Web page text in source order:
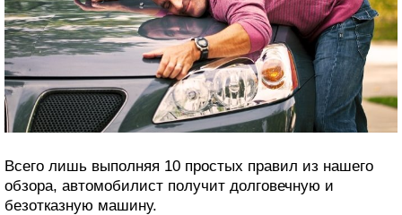
Всего лишь выполняя 10 простых правил из нашего
обзора, автомобилист получит долговечную и
безотказную машину.